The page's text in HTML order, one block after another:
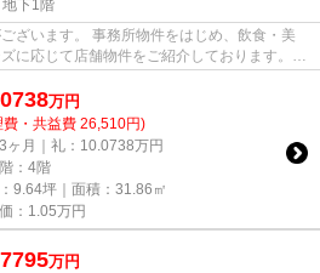
下1階
ざいます。 事務所物件をはじめ、飲食・美
に応じて店舗物件をご紹介しております。
万円
費・共益費 26,510円)
ヶ月｜礼：10.0738万円
：4階
9.64坪｜面積：31.86㎡
： 1.05万円
万円